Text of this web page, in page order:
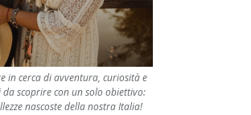
in cerca di avventura, curiosità e
scoprire con un solo obiettivo:
nascoste della nostra Italia!